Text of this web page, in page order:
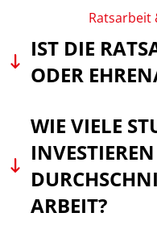
Ratsarbeit
IST DIE
ODER
WIE VIELE
ARBEIT?